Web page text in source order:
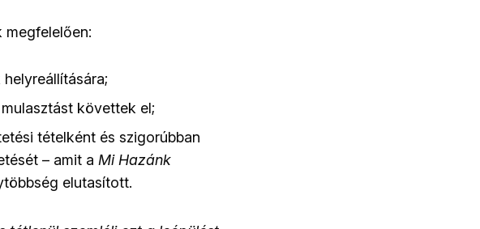
megfelelően:
követtek el;
tételként és szigorúbban
– amit a Mi Hazánk
elutasított.